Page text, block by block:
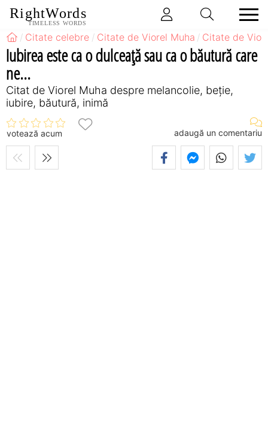
RightWords
TIMELESS WORDS
Citate celebre Citate de Viorel Muha Citate de
Iubirea este ca o dulceaţă sau ca o băutură care
ne...
Citat de Viorel Muha despre melancolie, beție,
iubire, băutură, inimă
votează acum adaugă un comentariu